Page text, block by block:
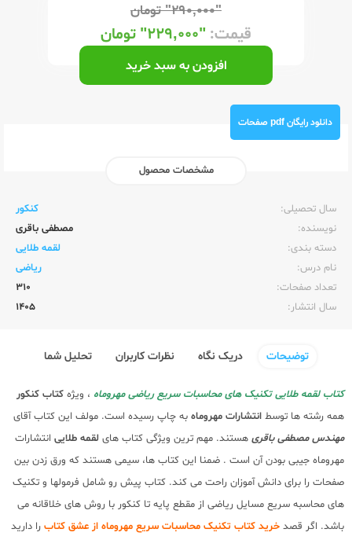
"۲۹۰,۰۰۰" تومان
قیمت: "۲۲۹,۰۰۰" تومان
افزودن به سبد خرید
دانلود رایگان pdf صفحات
مشخصات محصول
سال تحصیلی:‌
کنکور
نویسنده:‌
مصطفی باقری
دسته بندی:
لقمه طلایی
نام درس:
ریاضی
تعداد صفحات:‌
310
سال انتشار:‌
1405
توضیحات دریک نگاه نظرات کاربران تحلیل شما
کتاب لقمه طلایی تکنیک های محاسبات سریع ریاضی مهروماه ، ویژه کتاب کنکور
همه رشته ها توسط انتشارات مهروماه به چاپ رسیده است. مولف این کتاب آقای
مهندس مصطفی باقری هستند. مهم ترین ویژگی کتاب های لقمه طلایی انتشارات
مهروماه جیبی بودن آن است . ضمنا این کتاب ها، سیمی هستند که ورق زدن بین
صفحات را برای دانش آموزان راحت می کند. کتاب پیش رو شامل فرمولها و تکنیک
های محاسبه سریع مسایل ریاضی از مقطع پایه تا کنکور با روش های خلاقانه می
باشد. اگر قصد خرید کتاب تکنیک محاسبات سریع مهروماه از عشق کتاب را دارید